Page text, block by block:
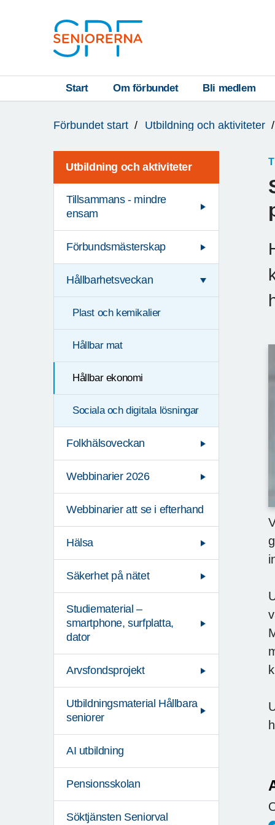
Start Om förbundet Bli medlem
är
Förbundet start Utbildning och aktiviteter
Utbildning och aktiviteter
Tillsammans - mindre
ensam
Förbundsmästerskap
Hållbarhetsveckan
Plast och kemikalier
Hållbar mat
Hållbar ekonomi
Sociala och digitala lösningar
Folkhälsoveckan
Webbinarier 2026
Webbinarier att se i efterhand
Hälsa
Säkerhet på nätet
Studiematerial –
smartphone, surfplatta,
dator
Arvsfondsprojekt
Utbildningsmaterial Hållbara
seniorer
AI utbildning
Pensionsskolan
Söktjänsten Seniorval